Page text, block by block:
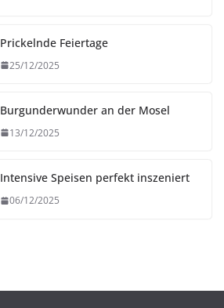
Prickelnde Feiertage
25/12/2025
Burgunderwunder an der Mosel
13/12/2025
Intensive Speisen perfekt inszeniert
06/12/2025